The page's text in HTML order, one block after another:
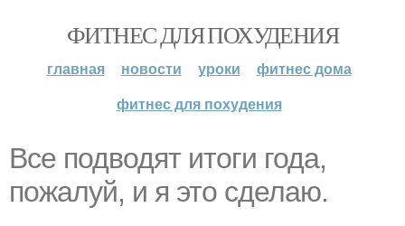
ФИТНЕС ДЛЯ ПОХУДЕНИЯ
главная новости уроки
фитнес дома
фитнес для похудения
Все подводят итоги года,
пожалуй, и я это сделаю.